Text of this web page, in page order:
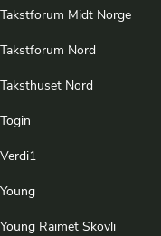
Takstforum Midt Norge
Takstforum Nord
Taksthuset Nord
Togin
Verdi1
Young
Young Raimet Skovli